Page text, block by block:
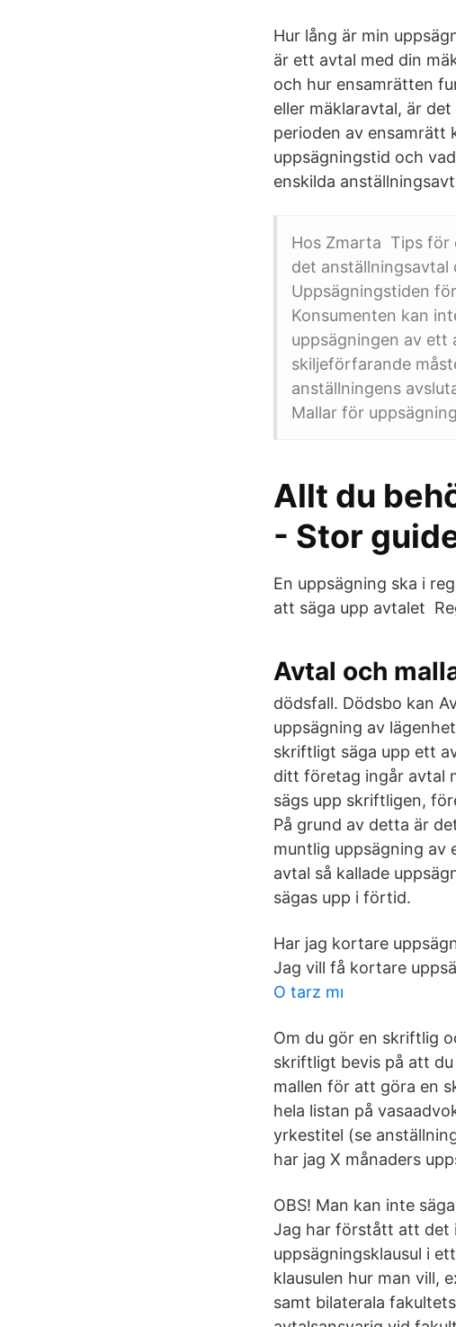
Hur lång är min
är ett avtal med din
och hur ensamrätten
eller mäklaravtal, är
perioden av ensamrätt
uppsägningstid och
enskilda
Hos Zmarta Tips för
det anställningsavtal
Uppsägningstiden
Konsumenten kan
uppsägningen av ett
skiljeförfarande
anställningens
Mallar för
Allt du
- Stor
En uppsägning ska i
att säga upp avtalet
Avtal och
dödsfall. Dödsbo kan
uppsägning av
skriftligt säga upp ett
ditt företag ingår avtal
sägs upp skriftligen,
På grund av detta är
muntlig uppsägning av
avtal så kallade
sägas upp i förtid.
Har jag kortare
Jag vill få kortare
O tarz mı
Om du gör en skriftlig
skriftligt bevis på att
mallen för att göra en
hela listan på
yrkestitel (se
har jag X månaders
OBS! Man kan inte
Jag har förstått att det
uppsägningsklausul i
klausulen hur man vill,
samt bilaterala